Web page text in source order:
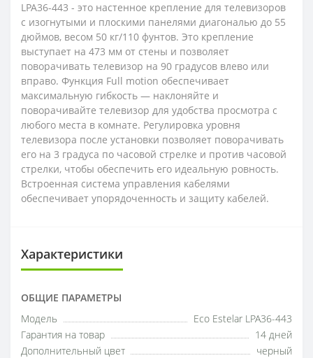
LPA36-443 - это настенное крепление для телевизоров
с изогнутыми и плоскими панелями диагональю до 55
дюймов, весом 50 кг/110 фунтов. Это крепление
выступает на 473 мм от стены и позволяет
поворачивать телевизор на 90 градусов влево или
вправо. Функция Full motion обеспечивает
максимальную гибкость — наклоняйте и
поворачивайте телевизор для удобства просмотра с
любого места в комнате. Регулировка уровня
телевизора после установки позволяет поворачивать
его на 3 градуса по часовой стрелке и против часовой
стрелки, чтобы обеспечить его идеальную ровность.
Встроенная система управления кабелями
обеспечивает упорядоченность и защиту кабелей.
Характеристики
ОБЩИЕ ПАРАМЕТРЫ
Модель
Eco Estelar LPA36-443
Гарантия на товар
14 дней
Дополнительный цвет
черный